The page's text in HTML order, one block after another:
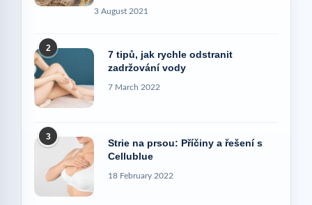
3 August 2021
2
7 tipů, jak rychle odstranit
zadržování vody
7 March 2022
3
Strie na prsou: Příčiny a řešení s
Cellublue
18 February 2022